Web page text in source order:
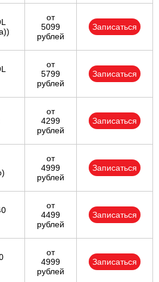
от
5099
рублей
Записаться
от
5799
рублей
Записаться
от
4299
рублей
Записаться
от
4999
рублей
Записаться
от
4499
рублей
Записаться
от
4999
рублей
Записаться